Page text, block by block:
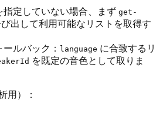
指定していない場合、まず get-
び出して利用可能なリストを取得す
ルバック： language に合致するリ
を既定の音色として取りま
用）：